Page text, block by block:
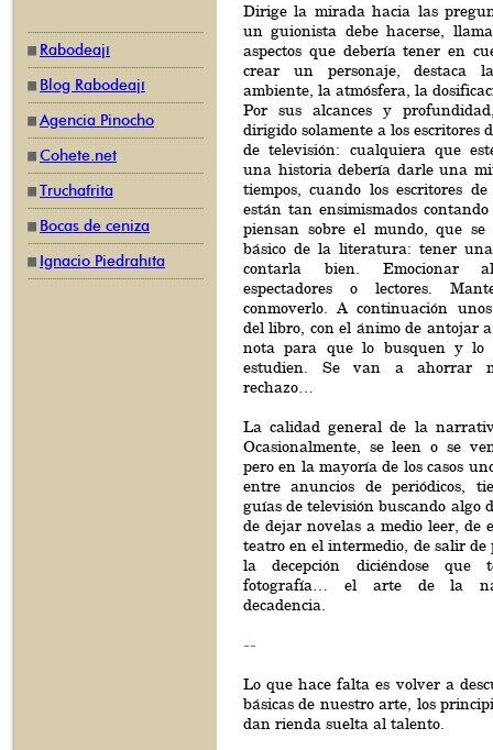
Rabodeají
Blog Rabodeají
Agencia Pinocho
Cohete.net
Truchafrita
Bocas de ceniza
Ignacio Piedrahíta
Dirige la mirada hacia las
un guionista debe hacerse,
aspectos que debería tener en
crear un personaje, destaca
ambiente, la atmósfera, la
Por sus alcances y
dirigido solamente a los escritores
de televisión: cualquiera que
una historia debería darle una
tiempos, cuando los escritores
están tan ensimismados
piensan sobre el mundo, que
básico de la literatura: tener
contarla bien. Emocionar
espectadores o lectores.
conmoverlo. A continuación
del libro, con el ánimo de antojar
nota para que lo busquen y lo
estudien. Se van a ahorrar
rechazo…
La calidad general de la
Ocasionalmente, se leen o se
pero en la mayoría de los casos
entre anuncios de periódicos,
guías de televisión buscando algo
de dejar novelas a medio leer, de
teatro en el intermedio, de salir
la decepción diciéndose que
fotografía… el arte de la
decadencia.
--
Lo que hace falta es volver a
básicas de nuestro arte, los
dan rienda suelta al talento.